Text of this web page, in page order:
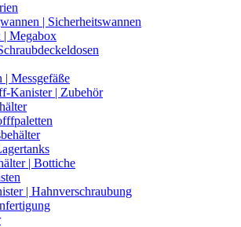
| Sicherheitswannen
Megabox
| Messgefäße
Kanister | Zubehör
| Bottiche
| Hahnverschraubung